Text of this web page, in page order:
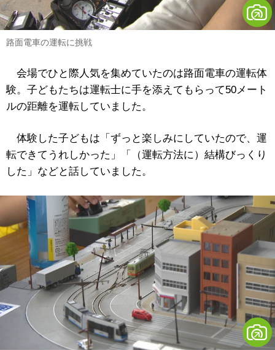
路面電車の運転に挑戦
会場でひと際人気を集めていたのは路面電車の運転体
験。子どもたちは運転士に手を添えてもらって50メート
ルの距離を運転していました。
体験した子どもは「ずっと楽しみにしていたので、運
転できてうれしかった」「（運転方法に）結構びっくり
した」などと話していました。